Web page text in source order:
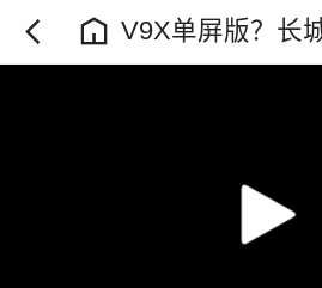
V9X单屏版？长
饰猜想